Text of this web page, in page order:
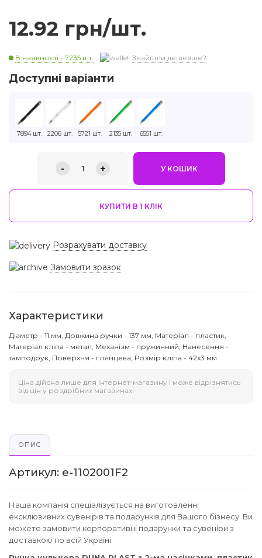
12.92 грн/шт.
В наявності - 7235 шт. Знайшли дешевше?
Доступні варіанти
7894 шт. 2206 шт. 5721 шт. 2135 шт. 6551 шт.
- 1 + У КОШИК
КУПИТИ В 1 КЛIК
Розрахувати доставку
Замовити зразок
Характеристики
Діаметр - 11 мм, Довжина ручки - 137 мм, Матеріал - пластик,
Матеріал кліпа - метал, Механізм - пружинний, Нанесення -
тамподрук, Поверхня - глянцева, Розмір кліпа - 42x3 мм
Ціна дійсна лише для інтернет-магазину і може відрізнятись
від цін у роздрібних магазинах.
ОПИС
Артикул: e-1102001F2
Наша компанія спеціалізується на виготовленні
ексклюзивних сувенірів та подарунків для Вашого бізнесу. Ви
можете замовити корпоративні подарунки та сувеніри з
доставкою по всій Україні.